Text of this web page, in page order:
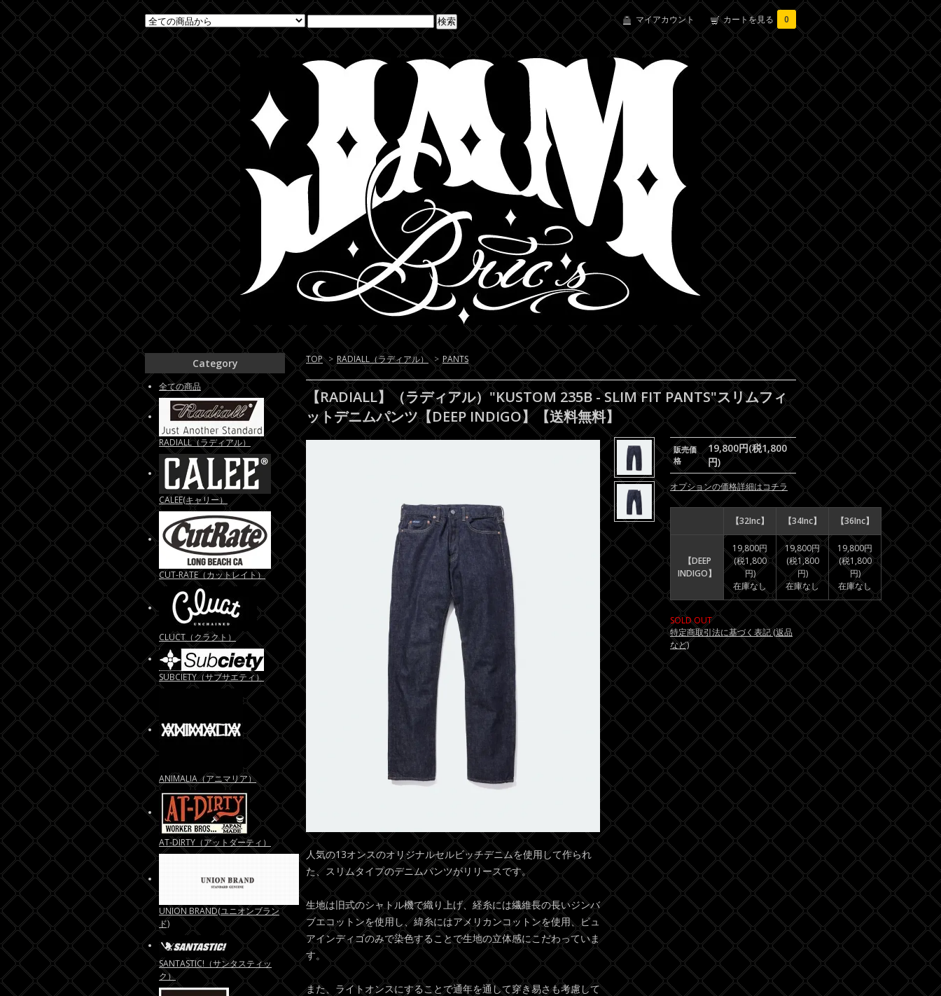
マイアカウント カートを見る 0
TOP > RADIALL（ラディアル） > PANTS
【RADIALL】（ラディアル）"KUSTOM 235B - SLIM FIT PANTS"スリムフィ
ットデニムパンツ【DEEP INDIGO】【送料無料】
販売価
格
19,800円(税1,800
円)
オプションの価格詳細はコチラ
【32Inc】 【34Inc】 【36Inc】
【DEEP
INDIGO】
19,800円
(税1,800
円)
在庫なし
19,800円
(税1,800
円)
在庫なし
19,800円
(税1,800
円)
在庫なし
SOLD OUT
特定商取引法に基づく表記 (返品
など)
人気の13オンスのオリジナルセルビッチデニムを使用して作られ
た、スリムタイプのデニムパンツがリリースです。
生地は旧式のシャトル機で織り上げ、経糸には繊維長の長いジンバ
ブエコットンを使用し、緯糸にはアメリカンコットンを使用、ピュ
アインディゴのみで染色することで生地の立体感にこだわっていま
す。
また、ライトオンスにすることで通年を通して穿き易さも考慮して
Category
全ての商品
RADIALL（ラディアル）
CALEE(キャリー）
CUT-RATE（カットレイト）
CLUCT（クラクト）
SUBCIETY（サブサエティ）
ANIMALIA（アニマリア）
AT-DIRTY（アットダーティ）
UNION BRAND(ユニオンブラン
ド)
SANTASTIC!（サンタスティッ
ク）